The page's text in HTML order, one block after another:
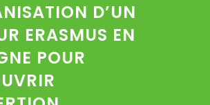
D’UN
ERASMUS EN
POUR